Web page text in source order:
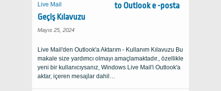
to Outlook e -posta
Geçiş Kılavuzu
Mayıs 25, 2024
Live Mail'den Outlook'a Aktarım - Kullanım Kılavuzu Bu
makale size yardımcı olmayı amaçlamaktadır., özellikle
yeni bir kullanıcıysanız, Windows Live Mail'i Outlook'a
aktar, içeren mesajlar dahil…